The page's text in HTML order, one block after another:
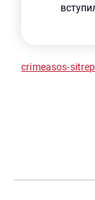
crimeasos-